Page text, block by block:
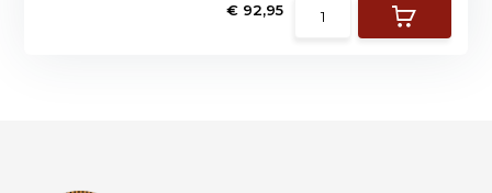
€ 92,95